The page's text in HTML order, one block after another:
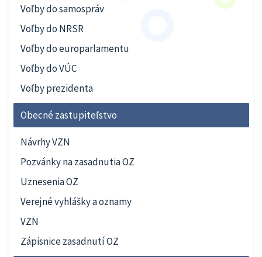
Voľby do samospráv
Voľby do NRSR
Voľby do europarlamentu
Voľby do VÚC
Voľby prezidenta
Obecné zastupiteľstvo
Návrhy VZN
Pozvánky na zasadnutia OZ
Uznesenia OZ
Verejné vyhlášky a oznamy
VZN
Zápisnice zasadnutí OZ